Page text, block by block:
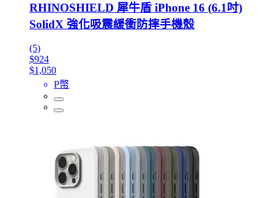
RHINOSHIELD 犀牛盾 iPhone 16 (6.1吋)
SolidX 強化吸震緩衝防摔手機殼
(5)
$924
$1,050
P幣